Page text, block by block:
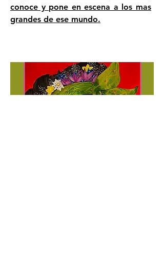
conoce y pone en escena a los mas
grandes de ese mundo.